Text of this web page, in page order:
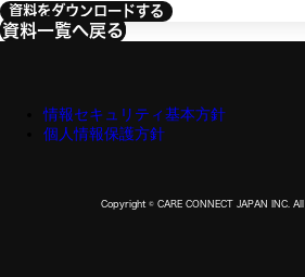
資料をダウンロードする
資料一覧へ戻る
情報セキュリティ基本方針
個人情報保護方針
Copyright © CARE CONNECT JAPAN INC.